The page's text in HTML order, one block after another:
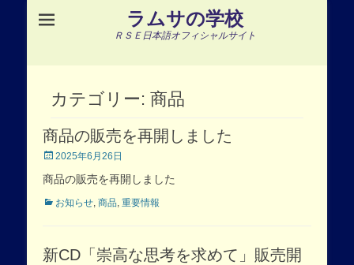
ラムサの学校
ＲＳＥ日本語オフィシャルサイト
カテゴリー: 商品
商品の販売を再開しました
Posted
2025年6月26日
商品の販売を再開しました
Categories
お知らせ, 商品, 重要情報
新CD「崇高な思考を求めて」販売開